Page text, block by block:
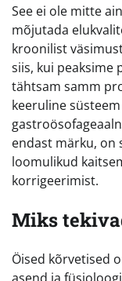
See ei ole mitte
mõjutada
kroonilist
siis, kui peaksime
tähtsam samm
keeruline
endast märku, on
loomulikud
korrigeerimist.
Miks
Öised kõrvetised